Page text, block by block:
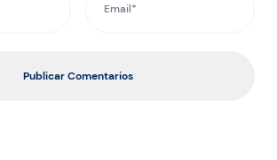
Publicar Comentarios